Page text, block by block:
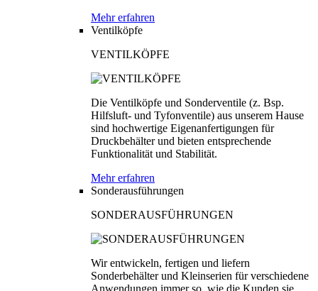
Mehr erfahren
Ventilköpfe
VENTILKÖPFE
Die Ventilköpfe und Sonderventile (z. Bsp.
Hilfsluft- und Tyfonventile) aus unserem Hause
sind hochwertige Eigenanfertigungen für
Druckbehälter und bieten entsprechende
Funktionalität und Stabilität.
Mehr erfahren
Sonderausführungen
SONDERAUSFÜHRUNGEN
Wir entwickeln, fertigen und liefern
Sonderbehälter und Kleinserien für verschiedene
Anwendungen immer so, wie die Kunden sie